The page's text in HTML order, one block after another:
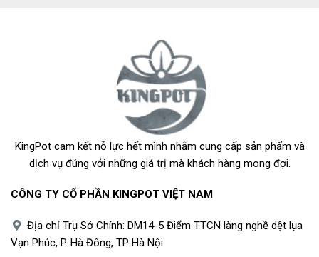
KingPot cam kết nỗ lực hết mình nhằm cung cấp sản phẩm và
dịch vụ đúng với những giá trị mà khách hàng mong đợi.
CÔNG TY CỔ PHẦN KINGPOT VIỆT NAM
Địa chỉ Trụ Sở Chính: DM14-5 Điểm TTCN làng nghề dệt lụa
Vạn Phúc, P. Hà Đông, TP Hà Nội